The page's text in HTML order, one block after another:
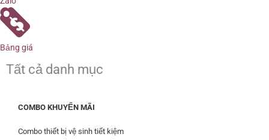
Bảng giá
Tất cả danh mục
COMBO KHUYẾN MÃI
Combo thiết bị vệ sinh tiết kiệm